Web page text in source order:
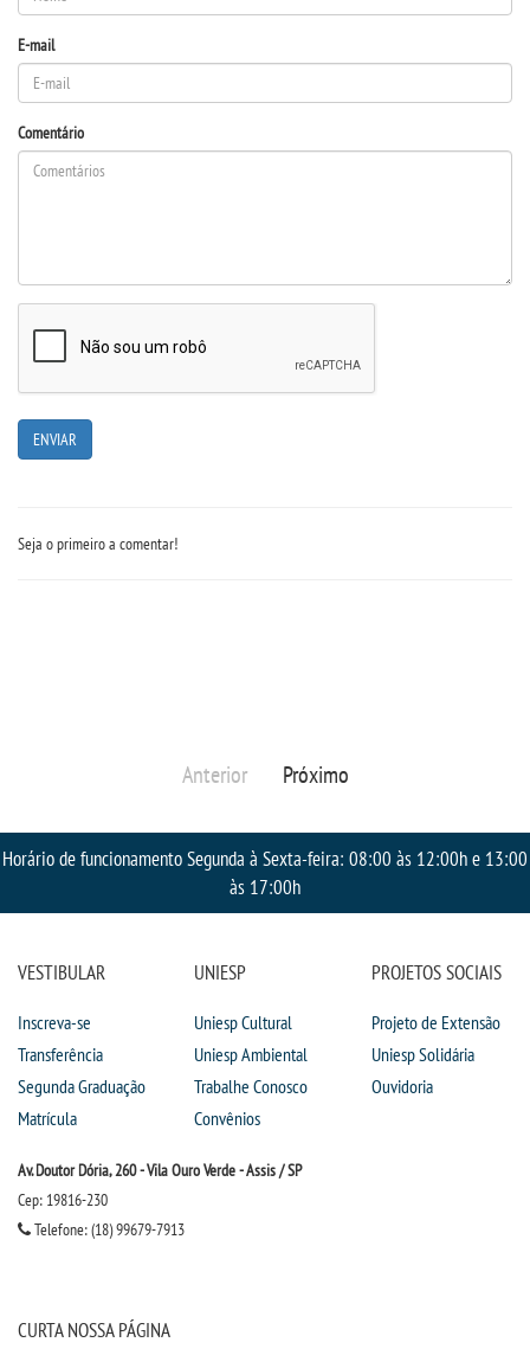
WEBMAIL
PORTAL DE PROFESSORES/ACADÊMICO
IMPRENSA
E-mail
Comentário
Seja o primeiro a comentar!
Anterior Próximo
Horário de funcionamento Segunda à Sexta-feira: 08:00 às 12:00h e 13:00
às 17:00h
VESTIBULAR
Inscreva-se
Transferência
Segunda Graduação
Matrícula
UNIESP
Uniesp Cultural
Uniesp Ambiental
Trabalhe Conosco
Convênios
PROJETOS SOCIAIS
Projeto de Extensão
Uniesp Solidária
Ouvidoria
Av. Doutor Dória, 260 - Vila Ouro Verde - Assis / SP
Cep: 19816-230
Telefone: (18) 99679-7913
CURTA NOSSA PÁGINA